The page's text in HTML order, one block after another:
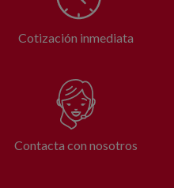
Cotización inmediata
Contacta con nosotros